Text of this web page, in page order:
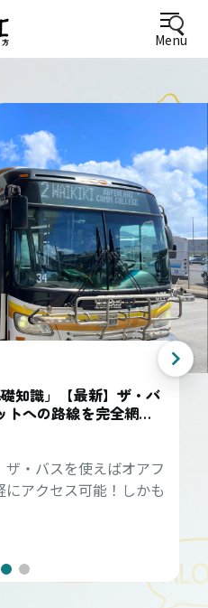
Menu
知識」【最新】ザ・バ
トへの路線を完全網
・バスを使えばオアフ
アクセス可能！しかも